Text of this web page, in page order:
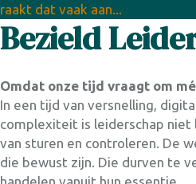
raakt dat vaak aan...
Bezield
Omdat onze tijd vraagt om
In een tijd van versnelling,
complexiteit is leiderschap niet
van sturen en controleren. De
die bewust zijn. Die durven te